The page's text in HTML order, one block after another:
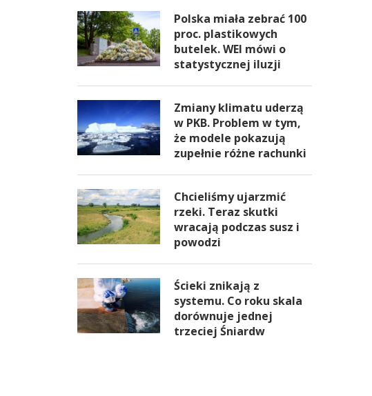
Polska miała zebrać 100
proc. plastikowych
butelek. WEI mówi o
statystycznej iluzji
Zmiany klimatu uderzą
w PKB. Problem w tym,
że modele pokazują
zupełnie różne rachunki
Chcieliśmy ujarzmić
rzeki. Teraz skutki
wracają podczas susz i
powodzi
Ścieki znikają z
systemu. Co roku skala
dorównuje jednej
trzeciej Śniardw